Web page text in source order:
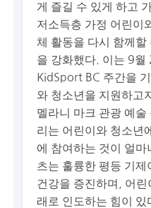
게 즐길 수 있게 하고
저소득층 가정 어린이
체 활동을 다시 함께할
을 강화했다. 이는 9월
KidSport BC 주간을
와 청소년을 지원하고
멜라니 마크 관광 예술
리는 어린이와 청소년
에 참여하는 것이 얼마
츠는 훌륭한 평등 기제
건강을 증진하며, 어린
래로 인도하는 힘이 있